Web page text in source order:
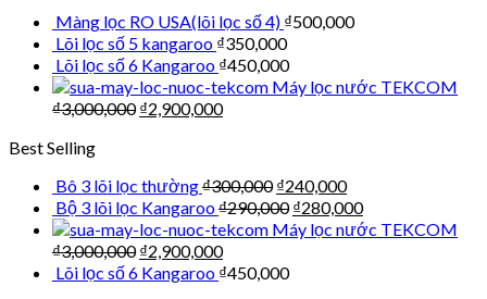
Màng lọc RO USA(lõi lọc số 4) ₫500,000
Lõi lọc số 5 kangaroo ₫350,000
Lõi lọc số 6 Kangaroo ₫450,000
Máy lọc nước TEKCOM
₫3,000,000 ₫2,900,000
Best Selling
Bô 3 lõi lọc thường₫300,000 ₫240,000
Bộ 3 lõi lọc Kangaroo₫290,000 ₫280,000
Máy lọc nước TEKCOM
₫3,000,000 ₫2,900,000
Lõi lọc số 6 Kangaroo ₫450,000